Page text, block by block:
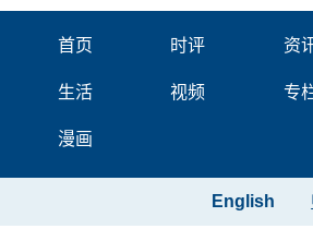
首页 时评 资
生活 视频 专
漫画
English